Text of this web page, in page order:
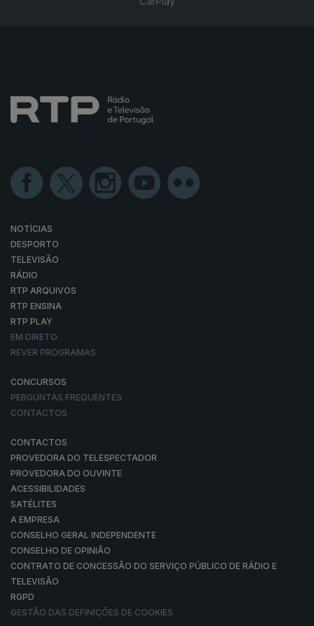
NOTÍCIAS
DESPORTO
TELEVISÃO
RÁDIO
RTP ARQUIVOS
RTP ENSINA
RTP PLAY
EM DIRETO
REVER PROGRAMAS
CONCURSOS
PERGUNTAS FREQUENTES
CONTACTOS
CONTACTOS
PROVEDORA DO TELESPECTADOR
PROVEDORA DO OUVINTE
ACESSIBILIDADES
SATÉLITES
A EMPRESA
CONSELHO GERAL INDEPENDENTE
CONSELHO DE OPINIÃO
CONTRATO DE CONCESSÃO DO SERVIÇO PÚBLICO DE RÁDIO E
TELEVISÃO
RGPD
GESTÃO DAS DEFINIÇÕES DE COOKIES